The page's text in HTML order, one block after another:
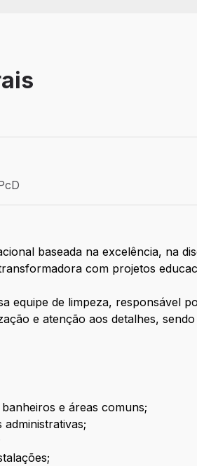
baseada na excelência, na
com projetos
equipe de limpeza, responsável
e atenção aos detalhes,
e áreas comuns;